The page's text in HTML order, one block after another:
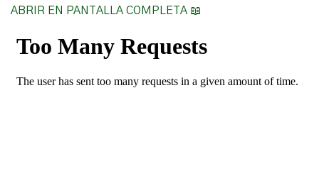
ABRIR EN PANTALLA COMPLETA 📖